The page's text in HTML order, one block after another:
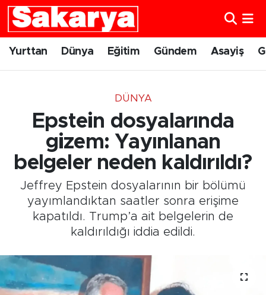
Yurttan Dünya Eğitim Gündem Asayiş
DÜNYA
Epstein dosyalarında
gizem: Yayınlanan
belgeler neden kaldırıldı?
Jeffrey Epstein dosyalarının bir bölümü
yayımlandıktan saatler sonra erişime
kapatıldı. Trump’a ait belgelerin de
kaldırıldığı iddia edildi.
Yurttan
Gündem
Eskişehirspor
Spor
Kültür Sanat
Tarihçe
Eskişehir Nöbetçi Eczaneler
Eskişehir Trafik Yoğunluk Haritası
Süper Lig Puan Durumu ve Fikstür
Tüm Manşetler
Son Dakika Haberleri
Haber Arşivi